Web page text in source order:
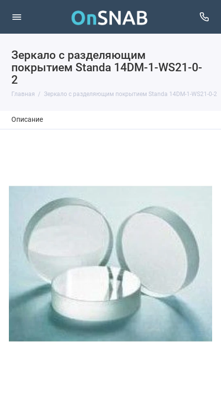
Зеркало с разделяющим
покрытием Standa 14DM-1-WS21-0-
2
Главная Зеркало с разделяющим покрытием Standa 14DM-1-WS21-0-2
Описание